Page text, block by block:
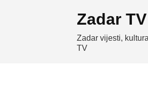
Zadar TV
Zadar vijesti,
TV